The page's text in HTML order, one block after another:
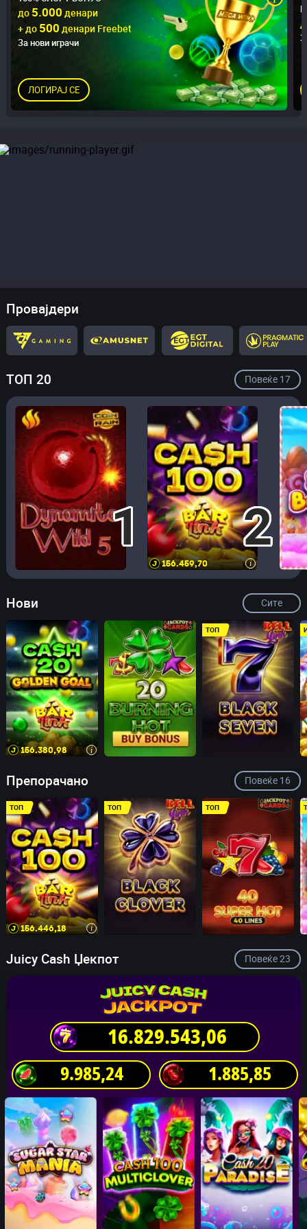
до 5.000 денари
+ до 500 денари Freebet
За нови играчи
ЛОГИРАЈ СЕ
Провајдери
ТОП 20 Повеќе 17
1 2
i
156.459,72
Нови Сите
i
156.381,00
ТОП
Препорачано Повеќе 16
ТОП
i
156.446,20
ТОП ТОП
Juicy Cash Џекпот Повеќе23
16.829.543,08
9.985,26 1.885,87